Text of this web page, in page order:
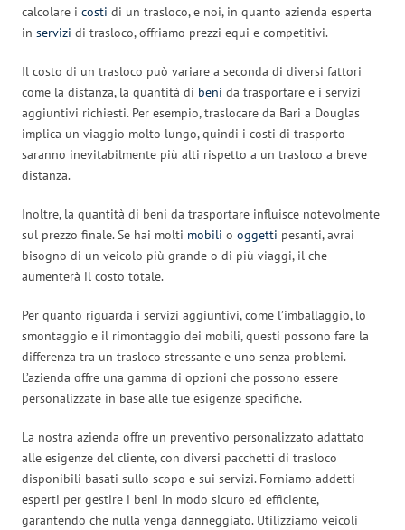
calcolare i costi di un trasloco, e noi, in quanto azienda esperta
in servizi di trasloco, offriamo prezzi equi e competitivi.
Il costo di un trasloco può variare a seconda di diversi fattori
come la distanza, la quantità di beni da trasportare e i servizi
aggiuntivi richiesti. Per esempio, traslocare da Bari a Douglas
implica un viaggio molto lungo, quindi i costi di trasporto
saranno inevitabilmente più alti rispetto a un trasloco a breve
distanza.
Inoltre, la quantità di beni da trasportare influisce notevolmente
sul prezzo finale. Se hai molti mobili o oggetti pesanti, avrai
bisogno di un veicolo più grande o di più viaggi, il che
aumenterà il costo totale.
Per quanto riguarda i servizi aggiuntivi, come l’imballaggio, lo
smontaggio e il rimontaggio dei mobili, questi possono fare la
differenza tra un trasloco stressante e uno senza problemi.
L’azienda offre una gamma di opzioni che possono essere
personalizzate in base alle tue esigenze specifiche.
La nostra azienda offre un preventivo personalizzato adattato
alle esigenze del cliente, con diversi pacchetti di trasloco
disponibili basati sullo scopo e sui servizi. Forniamo addetti
esperti per gestire i beni in modo sicuro ed efficiente,
garantendo che nulla venga danneggiato. Utilizziamo veicoli